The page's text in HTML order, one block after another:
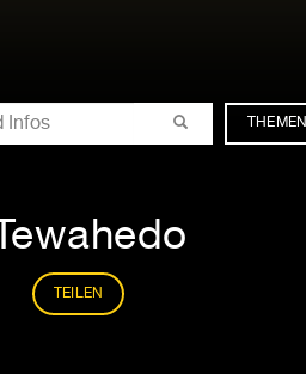
THEMEN
Tewahedo
TEILEN